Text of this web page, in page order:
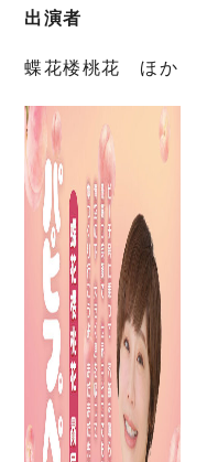
出演者
蝶花楼桃花 ほか